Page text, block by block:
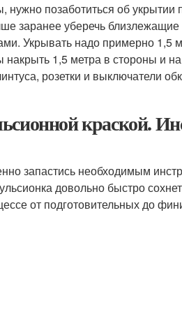
нужно позаботиться об
заранее уберечь близлежащие
Укрывать надо примерно 1,5
1,5 метра в стороны и на
розетки и выключатели
краской.
запастись необходимым
довольно быстро
от подготовительных до